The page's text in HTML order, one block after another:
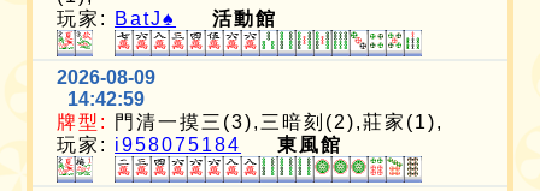
玩家:
BatJ♠️ 活動館
2026-08-09
14:42:59
牌型:
門清一摸三(3),三暗刻(2),莊家(1),
玩家: i958075184 東風館